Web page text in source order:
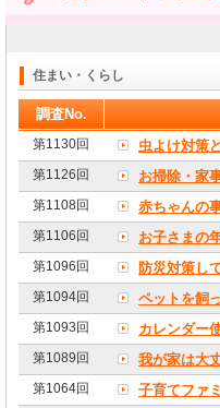
住まい・くらし
調査No.
第1130回 虫よけ対策
第1126回
お掃除・家
第1108回
赤ちゃんの
第1106回
お子さまの
第1096回
防災対策し
第1094回
ペットを飼
第1093回
カレンダー
第1089回
我が家は大
第1064回
子育てファ